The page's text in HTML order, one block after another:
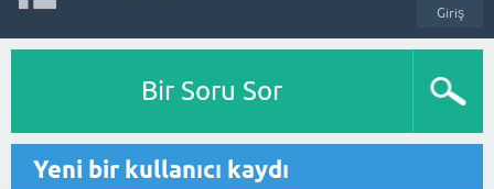
Giriş
Bir Soru Sor
Yeni bir kullanıcı kaydı